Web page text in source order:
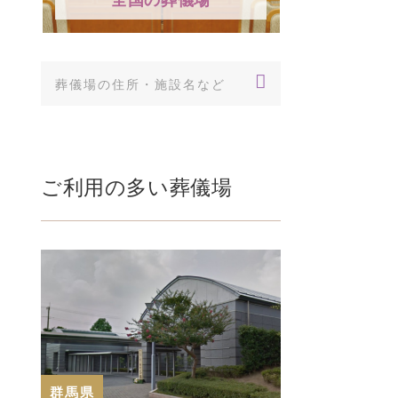
ご利用の多い葬儀場
群馬県